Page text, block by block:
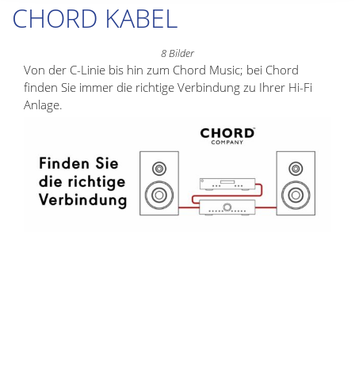
CHORD KABEL
8 Bilder
Von der C-Linie bis hin zum Chord Music; bei Chord
finden Sie immer die richtige Verbindung zu Ihrer Hi-Fi
Anlage.